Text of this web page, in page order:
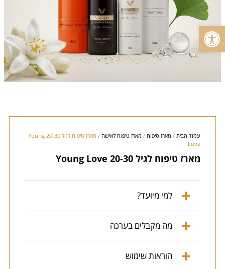
פתח סרגל נגישות
עמוד הבית / מארז טיפוח / מארז טיפוח לאישה
/ מארז טיפוח לגיל 20-30 Young
Love
מארז טיפוח לגיל 20-30 Young Love
למי מיועד?
מה מקבלים בערכה
הוראות שימוש